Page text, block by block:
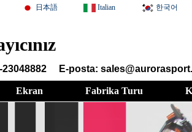
日本語 Italian 한국어
E-posta:
Ekran Fabrika Turu